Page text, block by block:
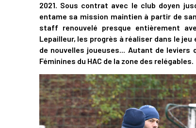
2021. Sous contrat avec le club doyen
entame sa mission maintien à partir de
staff renouvelé presque entièrement
Lepailleur, les progrès à réaliser dans le
de nouvelles joueuses... Autant de
Féminines du HAC de la zone des relégables.